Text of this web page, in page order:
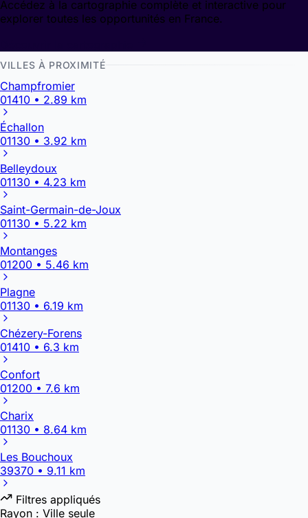
Accédez à la cartographie complète et interactive pour
explorer toutes les opportunités en France.
VILLES À PROXIMITÉ
Champfromier
01410 • 2.89 km
Échallon
01130 • 3.92 km
Belleydoux
01130 • 4.23 km
Saint-Germain-de-Joux
01130 • 5.22 km
Montanges
01200 • 5.46 km
Plagne
01130 • 6.19 km
Chézery-Forens
01410 • 6.3 km
Confort
01200 • 7.6 km
Charix
01130 • 8.64 km
Les Bouchoux
39370 • 9.11 km
Filtres appliqués
Rayon : Ville seule